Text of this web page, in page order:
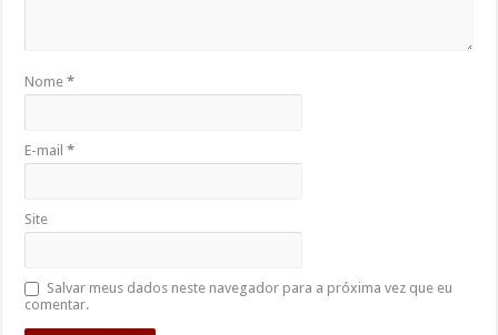
Nome*
E-mail*
Site
Salvar meus dados neste navegador para a próxima vez que eu
comentar.